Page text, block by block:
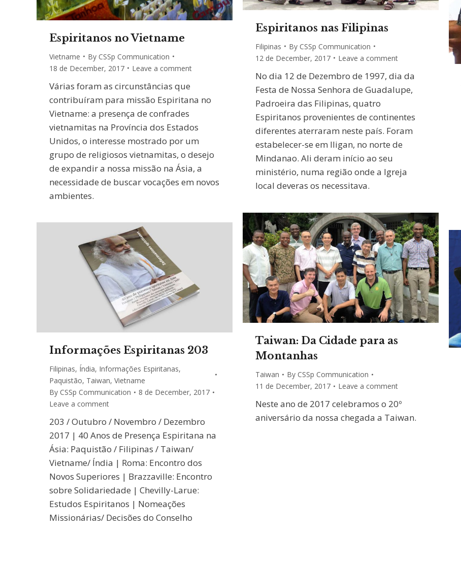
Espiritanos no Vietname
Vietname By CSSp Communication
18 de December, 2017
Leave a comment
Várias foram as circunstâncias que
contribuíram para missão Espiritana no
Vietname: a presença de confrades
vietnamitas na Província dos Estados
Unidos, o interesse mostrado por um
grupo de religiosos vietnamitas, o desejo
de expandir a nossa missão na Ásia, a
necessidade de buscar vocações em novos
ambientes.
Espiritanos nas Filipinas
Filipinas By CSSp Communication
12 de December, 2017
Leave a comment
No dia 12 de Dezembro de 1997, dia da
Festa de Nossa Senhora de Guadalupe,
Padroeira das Filipinas, quatro
Espiritanos provenientes de continentes
diferentes aterraram neste país. Foram
estabelecer-se em Iligan, no norte de
Mindanao. Ali deram início ao seu
ministério, numa região onde a Igreja
local deveras os necessitava.
Taiwan: Da Cidade para as
Montanhas
Taiwan By CSSp Communication
11 de December, 2017
Leave a comment
Neste ano de 2017 celebramos o 20º
aniversário da nossa chegada a Taiwan.
Informações Espiritanas 203
Filipinas, Índia, Informações Espiritanas,
Paquistão, Taiwan, Vietname
By CSSp Communication
8 de December, 2017
Leave a comment
203 / Outubro / Novembro / Dezembro
2017 | 40 Anos de Presença Espiritana na
Ásia: Paquistão / Filipinas / Taiwan/
Vietname/ Índia | Roma: Encontro dos
Novos Superiores | Brazzaville: Encontro
sobre Solidariedade | Chevilly-Larue:
Estudos Espiritanos | Nomeações
Missionárias/ Decisões do Conselho